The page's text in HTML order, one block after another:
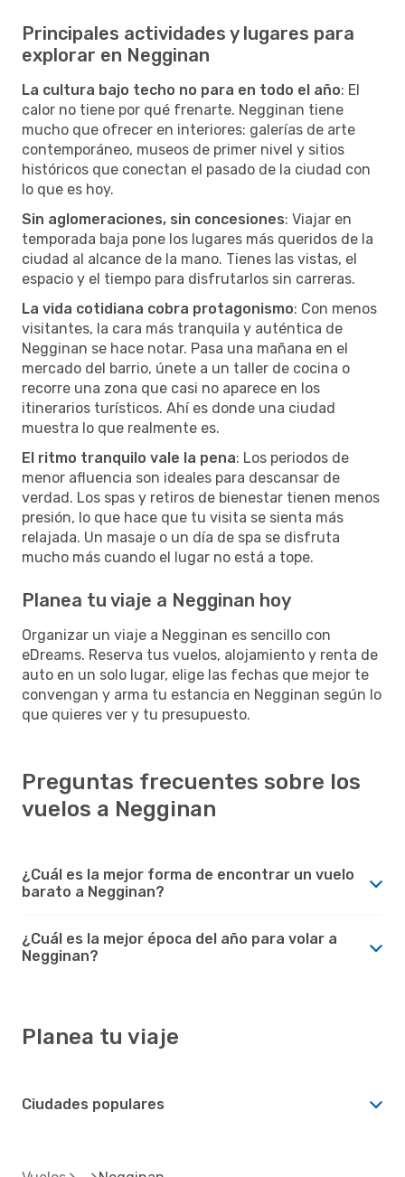
Principales actividades y lugares para
explorar en Negginan
La cultura bajo techo no para en todo el año: El
calor no tiene por qué frenarte. Negginan tiene
mucho que ofrecer en interiores: galerías de arte
contemporáneo, museos de primer nivel y sitios
históricos que conectan el pasado de la ciudad con
lo que es hoy.
Sin aglomeraciones, sin concesiones: Viajar en
temporada baja pone los lugares más queridos de la
ciudad al alcance de la mano. Tienes las vistas, el
espacio y el tiempo para disfrutarlos sin carreras.
La vida cotidiana cobra protagonismo: Con menos
visitantes, la cara más tranquila y auténtica de
Negginan se hace notar. Pasa una mañana en el
mercado del barrio, únete a un taller de cocina o
recorre una zona que casi no aparece en los
itinerarios turísticos. Ahí es donde una ciudad
muestra lo que realmente es.
El ritmo tranquilo vale la pena: Los periodos de
menor afluencia son ideales para descansar de
verdad. Los spas y retiros de bienestar tienen menos
presión, lo que hace que tu visita se sienta más
relajada. Un masaje o un día de spa se disfruta
mucho más cuando el lugar no está a tope.
Planea tu viaje a Negginan hoy
Organizar un viaje a Negginan es sencillo con
eDreams. Reserva tus vuelos, alojamiento y renta de
auto en un solo lugar, elige las fechas que mejor te
convengan y arma tu estancia en Negginan según lo
que quieres ver y tu presupuesto.
Preguntas frecuentes sobre los
vuelos a Negginan
¿Cuál es la mejor forma de encontrar un vuelo
barato a Negginan?
¿Cuál es la mejor época del año para volar a
Negginan?
Planea tu viaje
Ciudades populares